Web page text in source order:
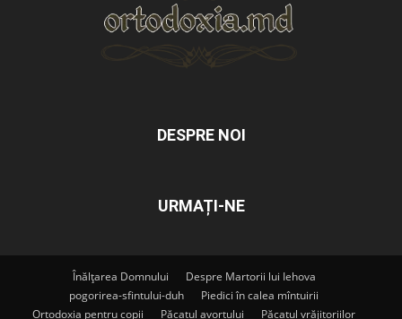
DESPRE NOI
URMAȚI-NE
Înălțarea Domnului
Despre Martorii lui Iehova
pogorirea-sfintului-duh
Piedici în calea mîntuirii
Ortodoxia pentru copii
Păcatul avortului Păcatul vrăjitoriilor